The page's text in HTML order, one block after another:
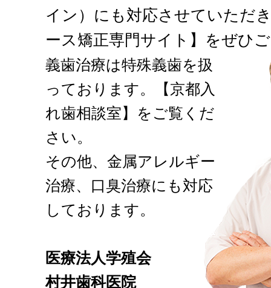
イン）にも対応させていただ
ース矯正専門サイト】をぜひ
義歯治療は特殊義歯を扱
っております。【京都入
れ歯相談室】をご覧くだ
さい。
その他、金属アレルギー
治療、口臭治療にも対応
しております。
医療法人学殖会
村井歯科医院